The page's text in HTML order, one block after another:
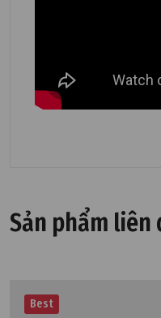
Sản phẩm liên
Best